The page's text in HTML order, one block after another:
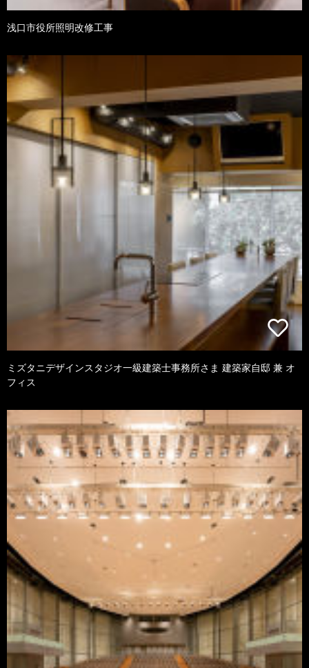
浅口市役所照明改修工事
ミズタニデザインスタジオ一級建築士事務所さま 建築家自邸 兼 オ
フィス